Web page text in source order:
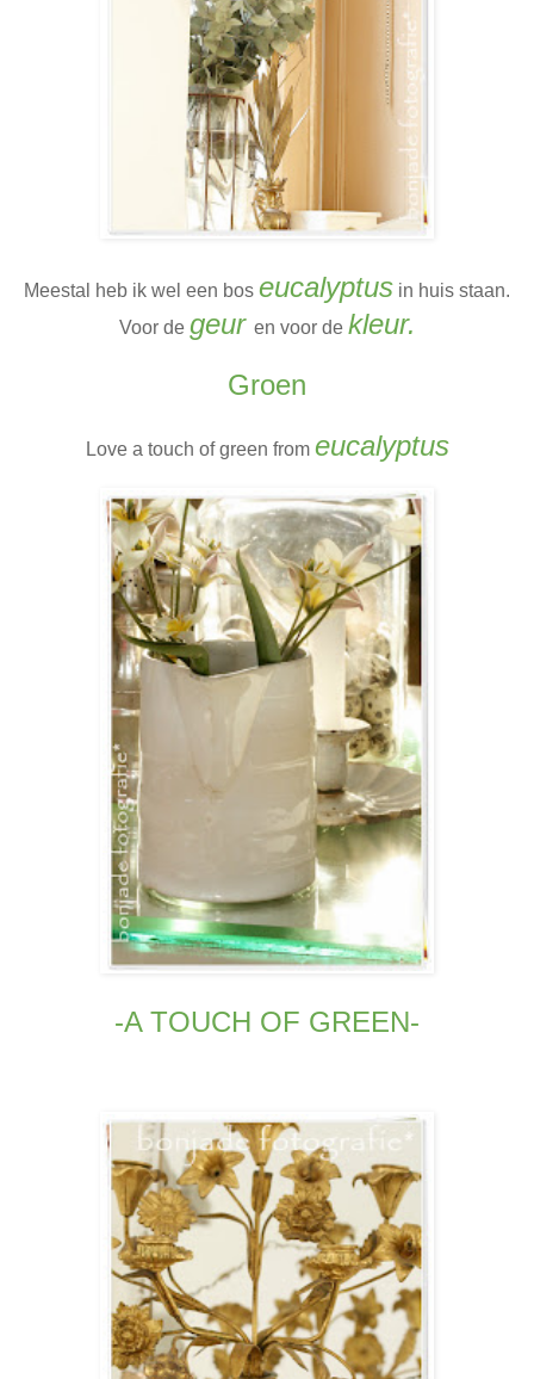
Meestal heb ik wel een bos eucalyptus in huis staan.
Voor de geur en voor de kleur.
Groen
Love a touch of green from eucalyptus
-A TOUCH OF GREEN-